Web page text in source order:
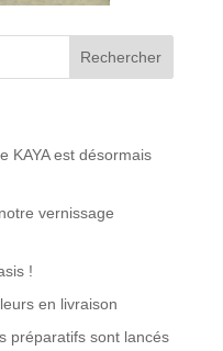
KAYA est désormais
vernissage
!
en livraison
préparatifs sont lancés